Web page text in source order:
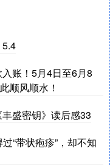
账！5月4日至6月8
顺风顺水！
盛密钥》读后感33
“带状疱疹”，却不知